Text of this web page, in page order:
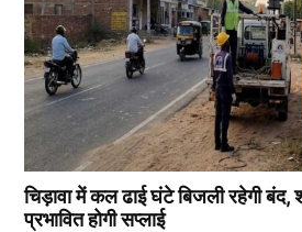
चिड़ावा में कल ढाई घंटे बिजली रहेगी बंद,
प्रभावित होगी सप्लाई